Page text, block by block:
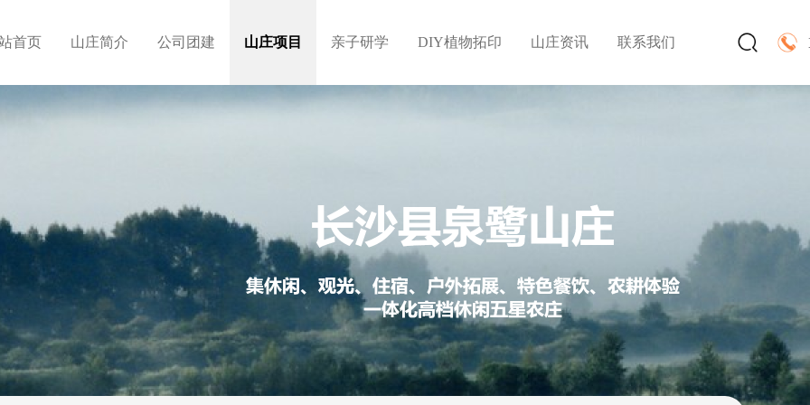
首页 山庄简介 公司团建 山庄项目 亲子研学 DIY植物拓印 山庄资讯 联系我们